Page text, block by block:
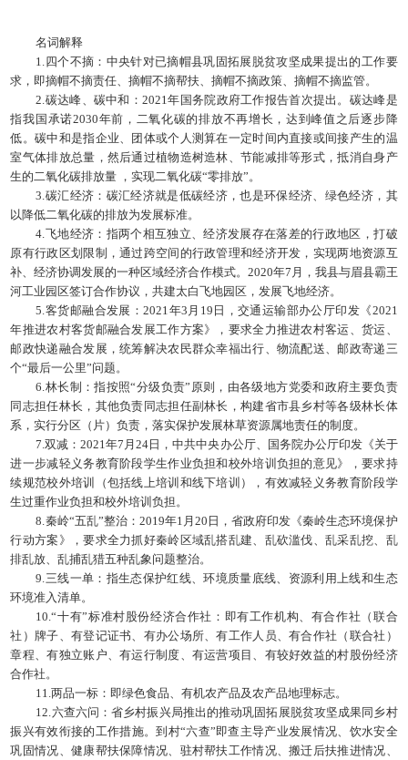
名词解释
1.四个不摘：中央针对已摘帽县巩固拓展脱贫攻坚成果提出的工作要
求，即摘帽不摘责任、摘帽不摘帮扶、摘帽不摘政策、摘帽不摘监管。
2.碳达峰、碳中和：2021年国务院政府工作报告首次提出。碳达峰是
指我国承诺2030年前，二氧化碳的排放不再增长，达到峰值之后逐步降
低。碳中和是指企业、团体或个人测算在一定时间内直接或间接产生的温
室气体排放总量，然后通过植物造树造林、节能减排等形式，抵消自身产
生的二氧化碳排放量 ，实现二氧化碳“零排放”。
3.碳汇经济：碳汇经济就是低碳经济，也是环保经济、绿色经济，其
以降低二氧化碳的排放为发展标准。
4.飞地经济：指两个相互独立、经济发展存在落差的行政地区，打破
原有行政区划限制，通过跨空间的行政管理和经济开发，实现两地资源互
补、经济协调发展的一种区域经济合作模式。2020年7月，我县与眉县霸王
河工业园区签订合作协议，共建太白飞地园区，发展飞地经济。
5.客货邮融合发展：2021年3月19日，交通运输部办公厅印发《2021
年推进农村客货邮融合发展工作方案》，要求全力推进农村客运、货运、
邮政快递融合发展，统筹解决农民群众幸福出行、物流配送、邮政寄递三
个“最后一公里”问题。
6.林长制：指按照“分级负责”原则，由各级地方党委和政府主要负责
同志担任林长，其他负责同志担任副林长，构建省市县乡村等各级林长体
系，实行分区（片）负责，落实保护发展林草资源属地责任的制度。
7.双减：2021年7月24日，中共中央办公厅、国务院办公厅印发《关于
进一步减轻义务教育阶段学生作业负担和校外培训负担的意见》，要求持
续规范校外培训（包括线上培训和线下培训），有效减轻义务教育阶段学
生过重作业负担和校外培训负担。
8.秦岭“五乱”整治：2019年1月20日，省政府印发《秦岭生态环境保护
行动方案》，要求全力抓好秦岭区域乱搭乱建、乱砍滥伐、乱采乱挖、乱
排乱放、乱捕乱猎五种乱象问题整治。
9.三线一单：指生态保护红线、环境质量底线、资源利用上线和生态
环境准入清单。
10.“十有”标准村股份经济合作社：即有工作机构、有合作社（联合
社）牌子、有登记证书、有办公场所、有工作人员、有合作社（联合社）
章程、有独立账户、有运行制度、有运营项目、有较好效益的村股份经济
合作社。
11.两品一标：即绿色食品、有机农产品及农产品地理标志。
12.六查六问：省乡村振兴局推出的推动巩固拓展脱贫攻坚成果同乡村
振兴有效衔接的工作措施。到村“六查”即查主导产业发展情况、饮水安全
巩固情况、健康帮扶保障情况、驻村帮扶工作情况、搬迁后扶推进情况、